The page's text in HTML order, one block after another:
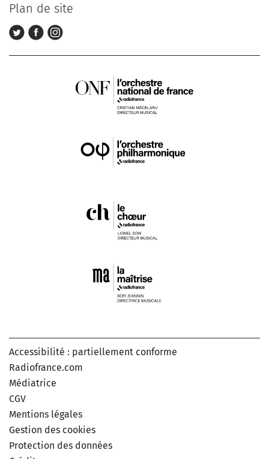
Plan de site
Accessibilité : partiellement conforme
Radiofrance.com
Médiatrice
CGV
Mentions légales
Gestion des cookies
Protection des données